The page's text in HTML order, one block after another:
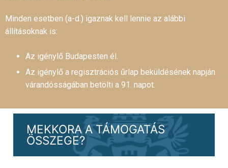
Minden esetben (a-d.) igaznak kell lennie az alábbi
állításoknak is:
Az igénylő Budapesten él.
Az igénylő a regisztrációs űrlap beküldésének napján
várandósságában betölti a 91. napot.
MEKKORA A TÁMOGATÁS
ÖSSZEGE?